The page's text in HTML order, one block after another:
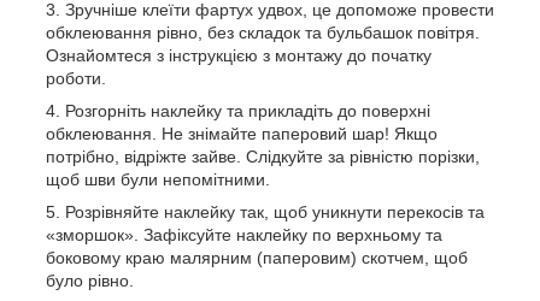
Зручніше клеїти фартух удвох, це допоможе провести
обклеювання рівно, без складок та бульбашок повітря.
Ознайомтеся з інструкцією з монтажу до початку
роботи.
Розгорніть наклейку та прикладіть до поверхні
обклеювання. Не знімайте паперовий шар! Якщо
потрібно, відріжте зайве. Слідкуйте за рівністю порізки,
щоб шви були непомітними.
Розрівняйте наклейку так, щоб уникнути перекосів та
«зморшок». Зафіксуйте наклейку по верхньому та
боковому краю малярним (паперовим) скотчем, щоб
було рівно.